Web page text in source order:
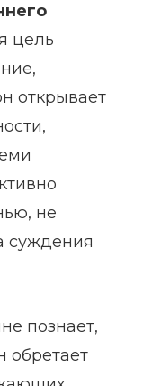
цель
открывает
не
суждения
познает,
обретает